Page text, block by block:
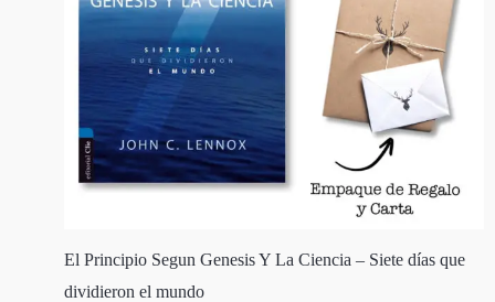
El Principio Segun Genesis Y La Ciencia – Siete días que
dividieron el mundo